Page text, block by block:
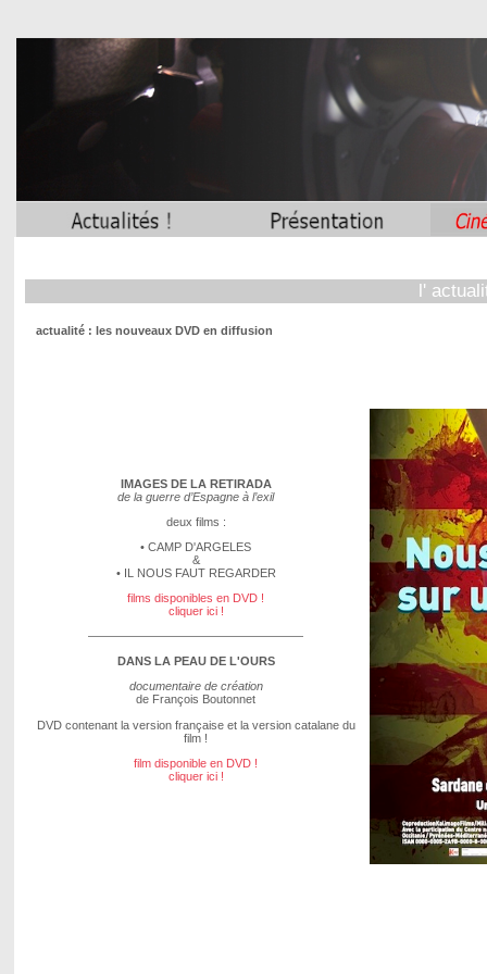
l'
actualité : les nouveaux DVD en diffusion
IMAGES DE LA RETIRADA
de la guerre d’Espagne à l’exil
deux films :
• CAMP D'ARGELES
&
• IL NOUS FAUT REGARDER
films disponibles en DVD !
cliquer ici !
——————————————————
DANS LA PEAU DE L'OURS
documentaire de création
de François Boutonnet
DVD contenant la version française et la version catalane du
film !
film disponible en DVD !
cliquer ici !